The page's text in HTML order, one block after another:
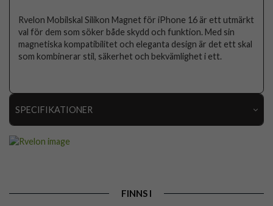
Rvelon Mobilskal Silikon Magnet för iPhone 16 är ett utmärkt
val för dem som söker både skydd och funktion. Med sin
magnetiska kompatibilitet och eleganta design är det ett skal
som kombinerar stil, säkerhet och bekvämlighet i ett.
SPECIFIKATIONER
Greppvänlig, MagSafe-kompatibel
FINNS I